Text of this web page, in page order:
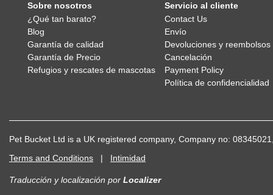
Sobre nosotros
¿Qué tan barato?
Blog
Garantía de calidad
Garantía de Precio
Refugios y rescates de mascotas
Servicio al cliente
Contact Us
Envío
Devoluciones y reembolsos
Cancelación
Payment Policy
Política de confidencialidad
Pet Bucket Ltd is a UK registered company, Company no:
Terms and Conditions | Intimidad
Traducción y localización por Localizer